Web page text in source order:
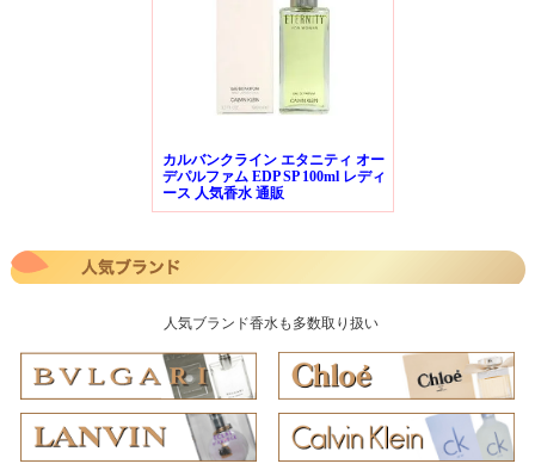
カルバンクライン エタニティ オー
デパルファム EDP SP 100ml レディ
ース 人気香水 通販
人気ブランド香水も多数取り扱い